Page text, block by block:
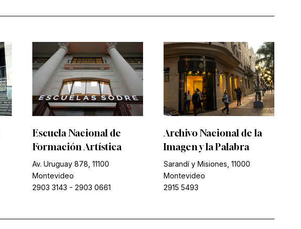
Escuela Nacional de
Formación Artística
Av. Uruguay 878, 11100
Montevideo
2903 3143 - 2903 0661
Archivo Nacional de la
Imagen y la Palabra
Sarandí y Misiones, 11000
Montevideo
2915 5493